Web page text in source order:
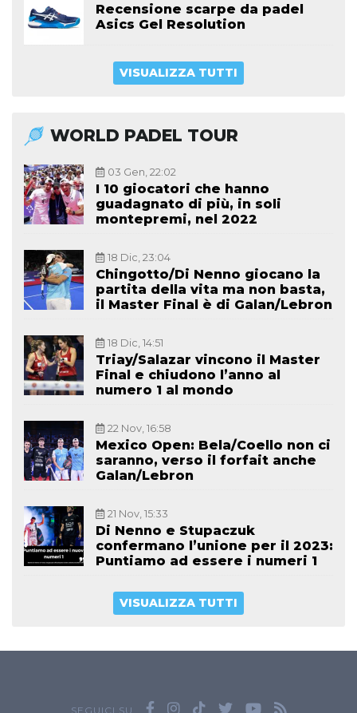
Recensione scarpe da padel
Asics Gel Resolution
VISUALIZZA TUTTI
WORLD PADEL TOUR
03 Gen, 22:02
I 10 giocatori che hanno
guadagnato di più, in soli
montepremi, nel 2022
18 Dic, 23:04
Chingotto/Di Nenno giocano la
partita della vita ma non basta,
il Master Final è di Galan/Lebron
18 Dic, 14:51
Triay/Salazar vincono il Master
Final e chiudono l’anno al
numero 1 al mondo
22 Nov, 16:58
Mexico Open: Bela/Coello non ci
saranno, verso il forfait anche
Galan/Lebron
21 Nov, 15:33
Di Nenno e Stupaczuk
confermano l’unione per il 2023:
Puntiamo ad essere i numeri 1
VISUALIZZA TUTTI
SEGUICI SU